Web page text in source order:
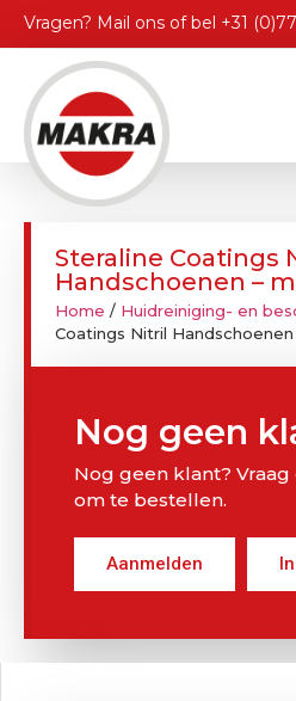
Vragen? Mail ons of bel +31
Steraline Coatings
Handschoenen –
Home / Huidreiniging- en
Coatings Nitril
Nog geen
Nog geen klant?
om te bestellen.
Aanmelden